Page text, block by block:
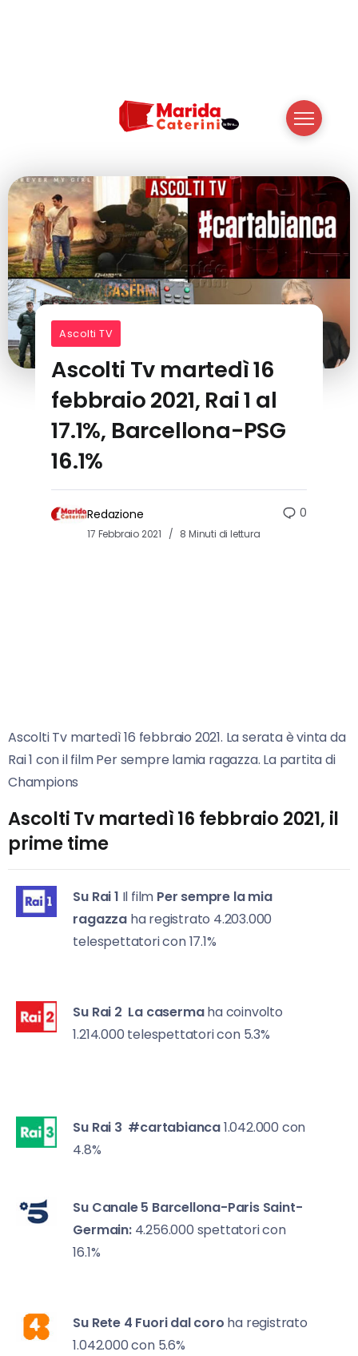
Ascolti TV
Ascolti Tv martedì 16
febbraio 2021, Rai 1 al
17.1%, Barcellona-PSG
16.1%
Redazione
17 Febbraio 2021 8 Minuti di lettura
0
Ascolti Tv martedì 16 febbraio 2021. La serata è vinta da
Rai 1 con il film Per sempre lamia ragazza. La partita di
Champions
Ascolti Tv martedì 16 febbraio 2021, il
prime time
Su Rai 1 Il film Per sempre la mia
ragazza ha registrato 4.203.000
telespettatori con 17.1%
Su Rai 2 La casermaha coinvolto
1.214.000 telespettatori con 5.3%
Su Rai 3 #cartabianca1.042.000 con
4.8%
Su Canale 5 Barcellona-Paris Saint-
Germain:4.256.000 spettatori con
16.1%
Su Rete 4 Fuori dal coro ha registrato
1.042.000 con 5.6%